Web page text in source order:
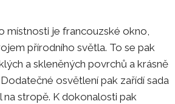
místnosti je francouzské okno,
přírodního světla. To se pak
a skleněných povrchů a krásně
osvětlení pak zařídí sada
na stropě. K dokonalosti pak